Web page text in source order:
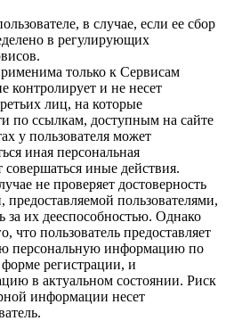
в случае, если ее сбор
в регулирующих
только к Сервисам
контролирует и не несет
лиц, на которые
по ссылкам, доступным на сайте
у пользователя может
иная персональная
иные действия.
не проверяет достоверность
пользователями,
за их дееспособностью. Однако
что пользователь предоставляет
персональную информацию по
регистрации, и
в актуальном состоянии. Риск
информации несет